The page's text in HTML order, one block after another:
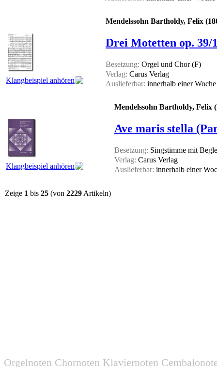
Klangbeispiel anhören
Mendelssohn Bartholdy, Felix
Drei Motetten op. 39/
Besetzung: Orgel und Chor (F)
Verlag: Carus Verlag
Auslieferbar: innerhalb einer
Klangbeispiel anhören
Mendelssohn Bartholdy, Felix
Ave maris stella
Besetzung: Singstimme mit
Verlag: Carus Verlag
Auslieferbar: innerhalb einer
Zeige 1 bis 25 (von 2229Artikeln)
Orgelnoten Chornoten Klaviernoten